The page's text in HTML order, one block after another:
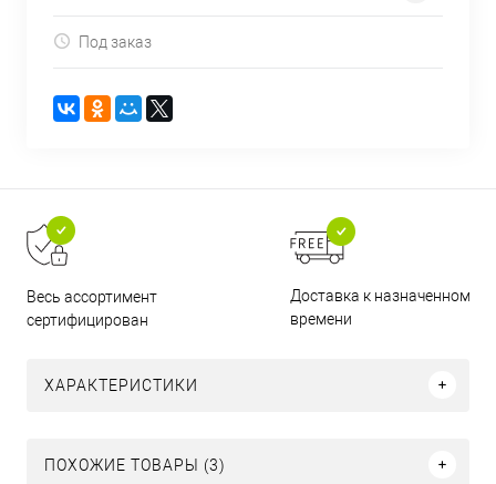
Под заказ
Весь ассортимент
сертифицирован
Доставка к назначенному
времени
ХАРАКТЕРИСТИКИ
ПОХОЖИЕ ТОВАРЫ (3)